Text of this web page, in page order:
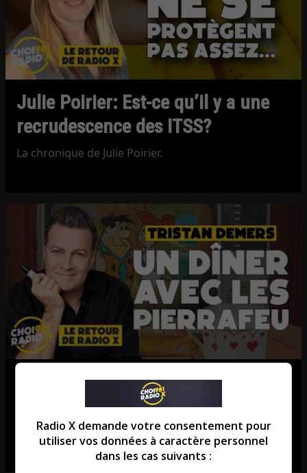
Julie Poirier: Est-ce qu’il y a une
recrudescence des ITSS?
La chronique de Julie Poirier.
Tristan Demers: Le Québec se
souvient des Pierrafeu!
Entrevue avec Tristan Demers.
Radio X demande votre consentement pour
utiliser vos données à caractère personnel
dans les cas suivants :